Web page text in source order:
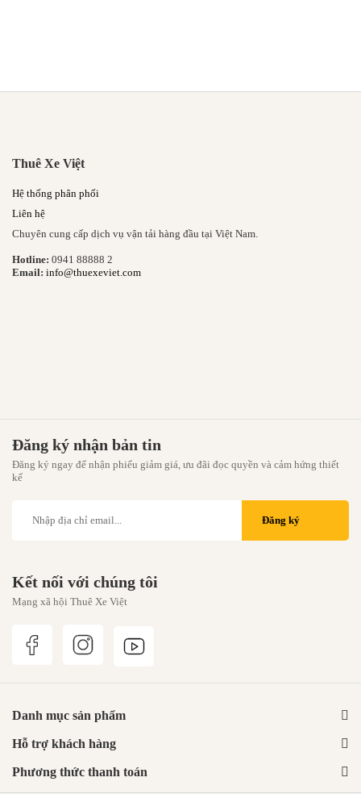
Thuê Xe Việt
Hệ thống phân phối
Liên hệ
Chuyên cung cấp dịch vụ vận tải hàng đầu tại Việt Nam.
Hotline: 0941 88888 2
Email: info@thuexeviet.com
Đăng ký nhận bản tin
Đăng ký ngay để nhận phiếu giảm giá, ưu đãi đọc quyền và cảm hứng thiết
kế
Đăng ký
Kết nối với chúng tôi
Mạng xã hội Thuê Xe Việt
Danh mục sản phẩm
Hỗ trợ khách hàng
Phương thức thanh toán